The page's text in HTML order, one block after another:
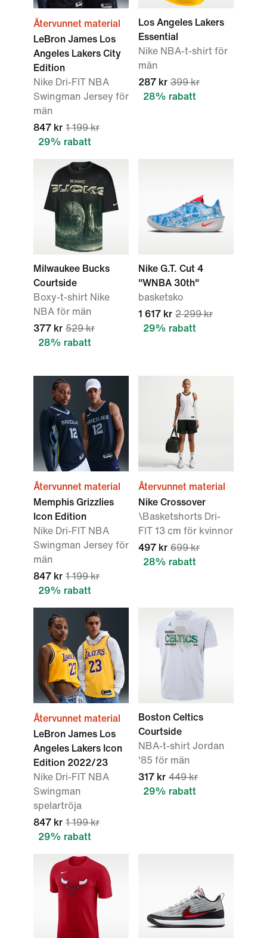
Återvunnet material
LeBron James Los
Angeles Lakers City
Edition
Nike Dri-FIT NBA
Swingman Jersey för
män
847 kr 1 199 kr
29% rabatt
Los Angeles Lakers
Essential
Nike NBA-t-shirt för
män
287 kr 399 kr
28% rabatt
Milwaukee Bucks
Courtside
Boxy-t-shirt Nike
NBA för män
377 kr 529 kr
28% rabatt
Nike G.T. Cut 4
"WNBA 30th"
basketsko
1 617 kr 2 299 kr
29% rabatt
Återvunnet material
Memphis Grizzlies
Icon Edition
Nike Dri-FIT NBA
Swingman Jersey för
män
847 kr 1 199 kr
29% rabatt
Återvunnet material
Nike Crossover
\Basketshorts Dri-
FIT 13 cm för kvinnor
497 kr 699 kr
28% rabatt
Återvunnet material
LeBron James Los
Angeles Lakers Icon
Edition 2022/23
Nike Dri-FIT NBA
Swingman
spelartröja
847 kr 1 199 kr
29% rabatt
Boston Celtics
Courtside
NBA-t-shirt Jordan
'85 för män
317 kr 449 kr
29% rabatt